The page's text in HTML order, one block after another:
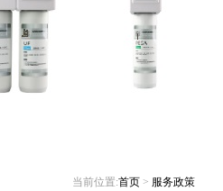
当前位置:首页> 服务政策